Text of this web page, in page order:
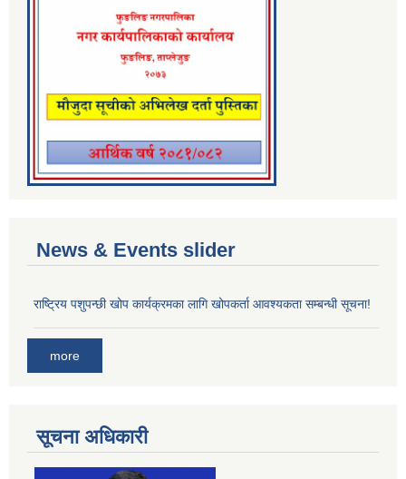
News & Events slider
राष्ट्रिय पशुपन्छी खोप कार्यक्रमका लागि खोपकर्ता आवश्यकता सम्बन्धी सूचना!
more
सूचना अधिकारी